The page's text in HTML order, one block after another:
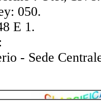
050.
E 1.
- Sede